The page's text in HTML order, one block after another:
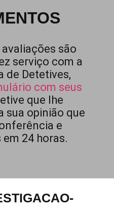
são
serviço com a
de Detetives,
com seus
que lhe
sua opinião que
e
24 horas.